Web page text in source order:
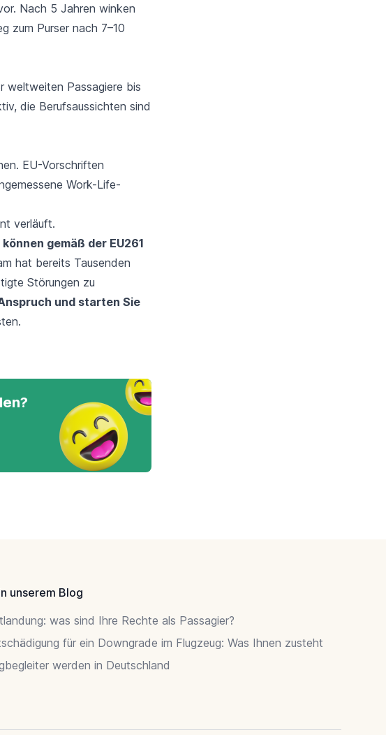
Nach 5 Jahren winken
zum Purser nach 7–10
weltweiten Passagiere bis
die Berufsaussichten sind
EU-Vorschriften
Work-Life-
verläuft.
gemäß der EU261
hat bereits Tausenden
Störungen zu
und starten Sie
unserem Blog
was sind Ihre Rechte als Passagier?
für ein Downgrade im Flugzeug: Was Ihnen zusteht
werden in Deutschland